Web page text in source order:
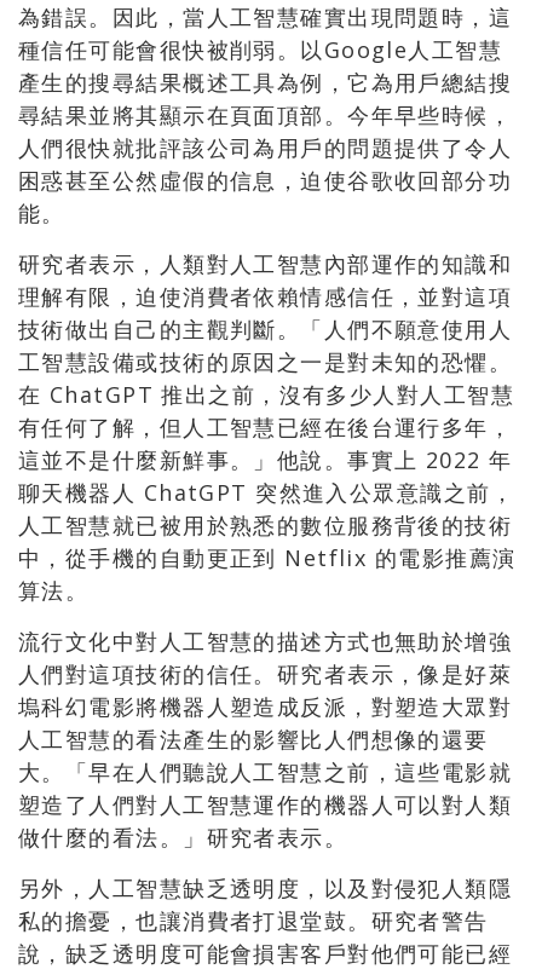
為錯誤。因此，當人工智慧確實出現問題時，這
種信任可能會很快被削弱。以Google人工智慧
產生的搜尋結果概述工具為例，它為用戶總結搜
尋結果並將其顯示在頁面頂部。今年早些時候，
人們很快就批評該公司為用戶的問題提供了令人
困惑甚至公然虛假的信息，迫使谷歌收回部分功
能。
研究者表示，人類對人工智慧內部運作的知識和
理解有限，迫使消費者依賴情感信任，並對這項
技術做出自己的主觀判斷。「人們不願意使用人
工智慧設備或技術的原因之一是對未知的恐懼。
在 ChatGPT 推出之前，沒有多少人對人工智慧
有任何了解，但人工智慧已經在後台運行多年，
這並不是什麼新鮮事。」他說。事實上 2022 年
聊天機器人 ChatGPT 突然進入公眾意識之前，
人工智慧就已被用於熟悉的數位服務背後的技術
中，從手機的自動更正到 Netflix 的電影推薦演
算法。
流行文化中對人工智慧的描述方式也無助於增強
人們對這項技術的信任。研究者表示，像是好萊
塢科幻電影將機器人塑造成反派，對塑造大眾對
人工智慧的看法產生的影響比人們想像的還要
大。「早在人們聽說人工智慧之前，這些電影就
塑造了人們對人工智慧運作的機器人可以對人類
做什麼的看法。」研究者表示。
另外，人工智慧缺乏透明度，以及對侵犯人類隱
私的擔憂，也讓消費者打退堂鼓。研究者警告
說，缺乏透明度可能會損害客戶對他們可能已經